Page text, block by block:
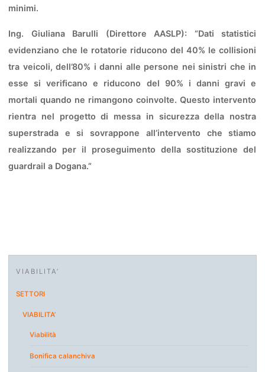
minimi.
Ing. Giuliana Barulli (Direttore AASLP): “Dati statistici
evidenziano che le rotatorie riducono del 40% le collisioni
tra veicoli, dell’80% i danni alle persone nei sinistri che in
esse si verificano e riducono del 90% i danni gravi e
mortali quando ne rimangono coinvolte. Questo intervento
rientra nel progetto di messa in sicurezza della nostra
superstrada e si sovrappone all’intervento che stiamo
realizzando per il proseguimento della sostituzione del
guardrail a Dogana.”
VIABILITA’
SETTORI
VIABILITA’
Viabilità
Bonifica calanchiva